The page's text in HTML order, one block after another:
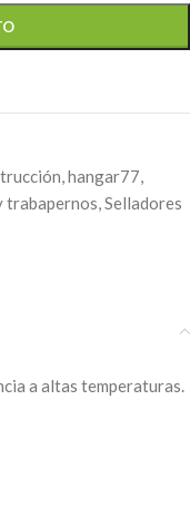
hangar77
trabapernos Selladores
a altas temperaturas.